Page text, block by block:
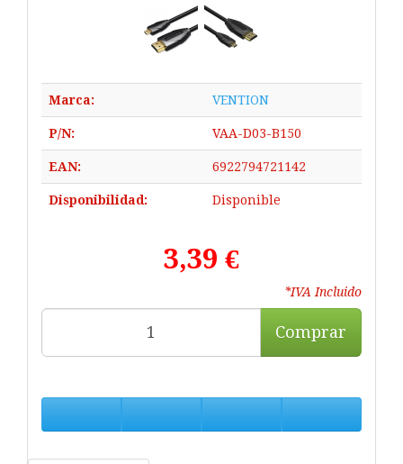
Marca: VENTION
P/N: VAA-D03-B150
EAN: 6922794721142
Disponibilidad: Disponible
3,39 €
*IVA Incluido
Comprar